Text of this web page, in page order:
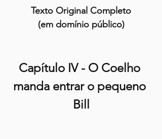
Texto Original Completo
(em domínio público)
Capítulo IV - O Coelho
manda entrar o pequeno
Bill